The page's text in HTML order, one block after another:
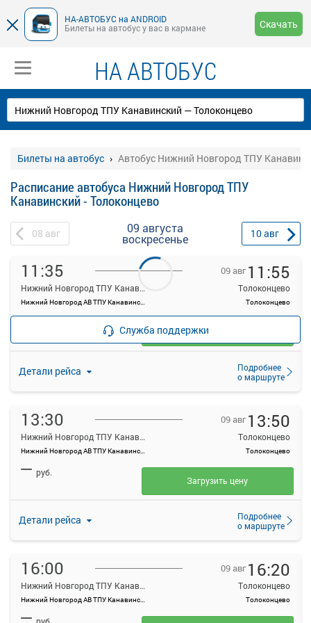
НА-АВТОБУС на ANDROID
Билеты на автобус у вас в кармане
Скачать
НА АВТОБУС
Билеты на автобус Автобус Нижний Новгород ТПУ
Расписание автобуса Нижний Новгород ТПУ
Канавинский - Толоконцево
08 авг 09 августа
воскресенье 10авг
11:35
Нижний Новгород ТПУ Канавинский
Нижний Новгород АВ ТПУ Канавинский
09 авг 11:55
Толоконцево
Толоконцево
Детали рейса
Подробнее
о маршруте
—
Загрузить цену
13:30
Нижний Новгород ТПУ Канавинский
Нижний Новгород АВ ТПУ Канавинский
09 авг 13:50
Толоконцево
Толоконцево
Детали рейса
Подробнее
о маршруте
— руб.
Загрузить цену
16:00
Нижний Новгород ТПУ Канавинский
Нижний Новгород АВ ТПУ Канавинский
09 авг 16:20
Толоконцево
Толоконцево
—
Служба поддержки